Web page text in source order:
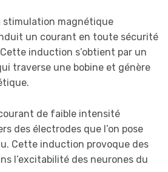
stimulation magnétique
un courant en toute sécurité
induction s’obtient par un
traverse une bobine et génère
de faible intensité
des électrodes que l’on pose
Cette induction provoque des
l’excitabilité des neurones du